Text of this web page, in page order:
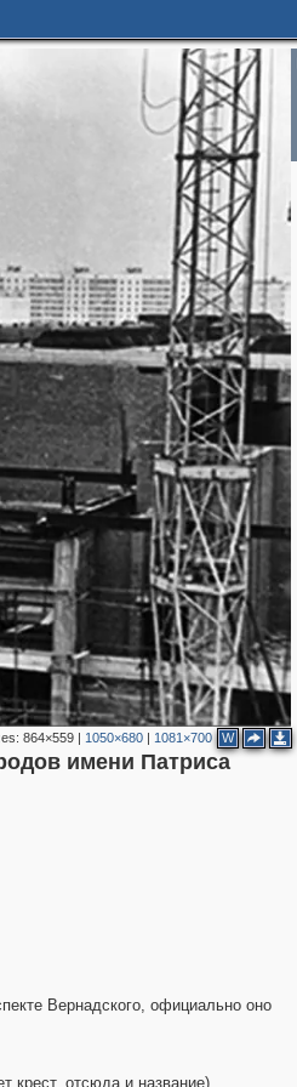
864×559| 1050×680| 1081×700 W
имени Патриса
Вернадского, официально оно
крест, отсюда и название)